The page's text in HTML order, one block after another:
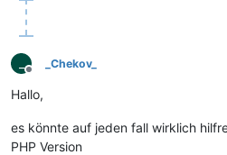
Offline
_Chekov_
Hallo,
es könnte auf jeden fall wirklich
PHP Version